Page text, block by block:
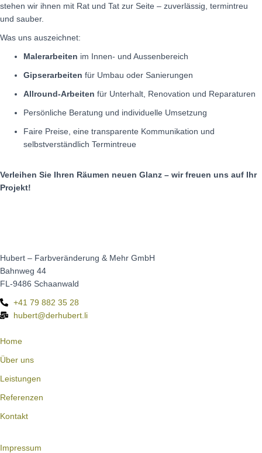
stehen wir ihnen mit Rat und Tat zur Seite – zuverlässig, termintreu
und sauber.
Was uns auszeichnet:
Malerarbeiten im Innen- und Aussenbereich
Gipserarbeiten für Umbau oder Sanierungen
Allround-Arbeiten für Unterhalt, Renovation und Reparaturen
Persönliche Beratung und individuelle Umsetzung
Faire Preise, eine transparente Kommunikation und
selbstverständlich Termintreue
Verleihen Sie Ihren Räumen neuen Glanz – wir freuen uns auf Ihr
Projekt!
Hubert – Farbveränderung & Mehr GmbH
Bahnweg 44
FL-9486 Schaanwald
+41 79 882 35 28
hubert@derhubert.li​​
Home
Über uns
Leistungen
Referenzen
Kontakt
Impressum